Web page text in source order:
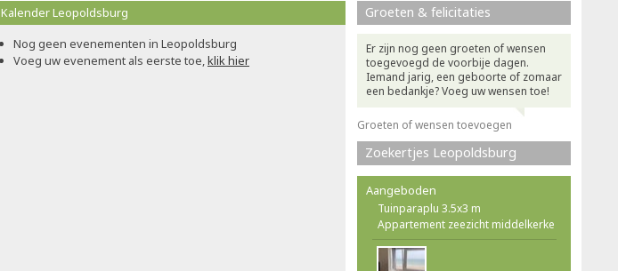
Kalender Leopoldsburg
Nog geen evenementen in Leopoldsburg
Voeg uw evenement als eerste toe,klik hier
Groeten & felicitaties
Er zijn nog geen groeten of wensen
toegevoegd de voorbije dagen.
Iemand jarig, een geboorte of zomaar
een bedankje? Voeg uw wensen toe!
Groeten of wensen toevoegen
Zoekertjes Leopoldsburg
Aangeboden
Tuinparaplu 3.5x3 m
Appartement zeezicht middelkerke